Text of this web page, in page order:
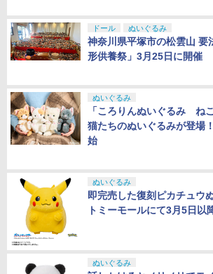
ドール ぬいぐるみ
神奈川県平塚市の松雲山 要
形供養祭」3月25日に開催
ぬいぐるみ
「ころりんぬいぐるみ ね
猫たちのぬいぐるみが登場
始
ぬいぐるみ
即完売した復刻ピカチュウ
トミーモールにて3月5日以
ぬいぐるみ